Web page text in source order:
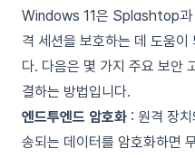
Windows 11은 Splashtop과
격 세션을 보호하는 데 도움이
다. 다음은 몇 가지 주요 보안
결하는 방법입니다.
엔드투엔드 암호화 : 원격 장
송되는 데이터를 암호화하면